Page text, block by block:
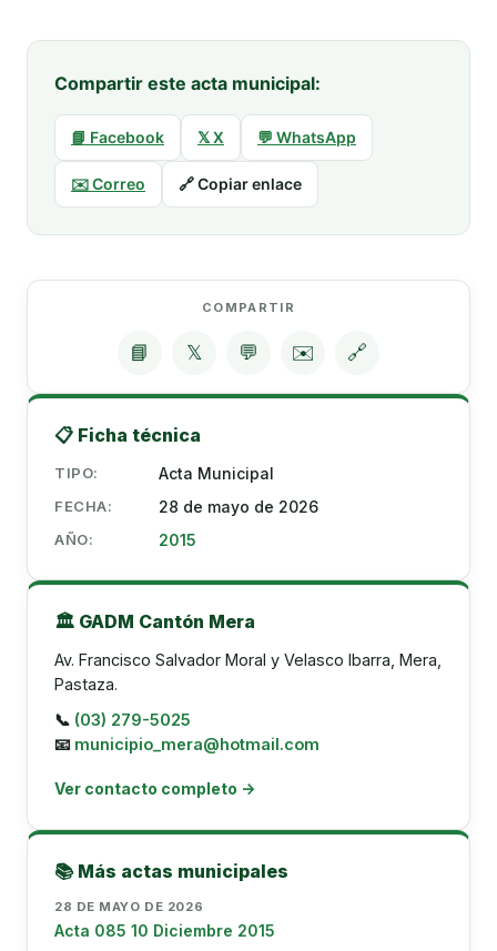
Compartir este acta municipal:
📘 Facebook 𝕏 X 💬 WhatsApp
✉️ Correo 🔗 Copiar enlace
COMPARTIR
📘 𝕏 💬 ✉️ 🔗
📋 Ficha técnica
TIPO: Acta Municipal
FECHA: 28 de mayo de 2026
AÑO: 2015
🏛️ GADM Cantón Mera
Av. Francisco Salvador Moral y Velasco Ibarra, Mera,
Pastaza.
📞 (03) 279-5025
📧 municipio_mera@hotmail.com
Ver contacto completo →
📚 Más actas municipales
28 DE MAYO DE 2026
Acta 085 10 Diciembre 2015